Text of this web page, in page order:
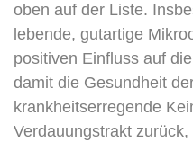
oben auf der Liste.
lebende, gutartige
positiven Einfluss auf
damit die Gesundheit
krankheitserregende
Verdauungstrakt